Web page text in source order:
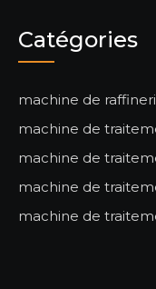
Catégories
machine de
machine de
machine de
machine de
machine de